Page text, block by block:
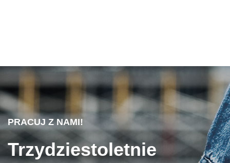
PRACUJ Z NAMI!
Trzydziestoletnie